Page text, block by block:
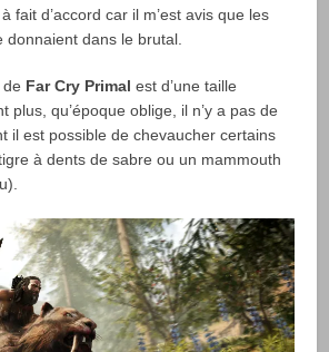
fait d’accord car il m’est avis que les
donnaient dans le brutal.
Far Cry Primal est d’une taille
plus, qu’époque oblige, il n’y a pas de
il est possible de chevaucher certains
à dents de sabre ou un mammouth